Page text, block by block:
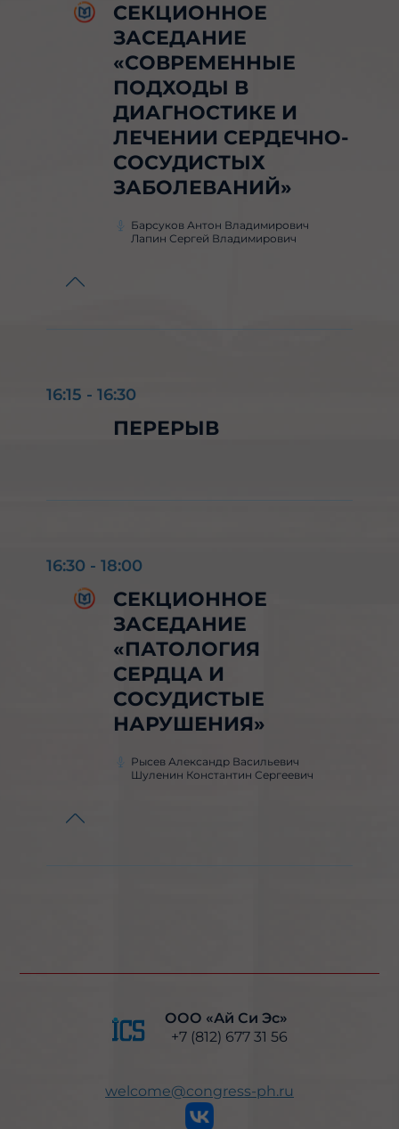
СЕКЦИОННОЕ
ЗАСЕДАНИЕ
«СОВРЕМЕННЫЕ
ПОДХОДЫ В
ДИАГНОСТИКЕ И
ЛЕЧЕНИИ СЕРДЕЧНО-
СОСУДИСТЫХ
ЗАБОЛЕВАНИЙ»
Барсуков Антон Владимирович
Лапин Сергей Владимирович
16:15 - 16:30
ПЕРЕРЫВ
16:30 - 18:00
СЕКЦИОННОЕ
ЗАСЕДАНИЕ
«ПАТОЛОГИЯ
СЕРДЦА И
СОСУДИСТЫЕ
НАРУШЕНИЯ»
Рысев Александр Васильевич
Шуленин Константин Сергеевич
ООО «Ай Си Эс»
+7 (812) 677 31 56
welcome@congress-ph.ru